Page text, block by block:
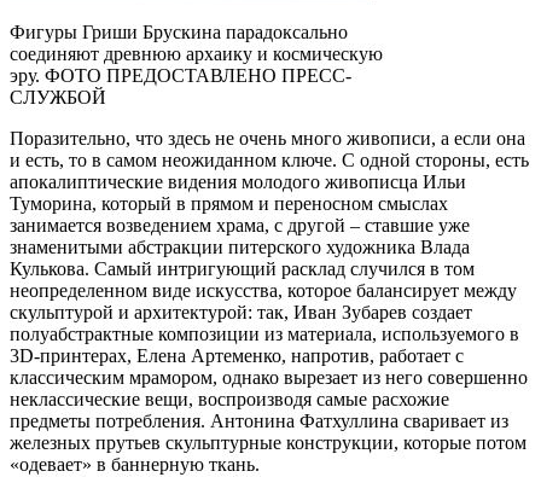
Фигуры Гриши Брускина парадоксально
соединяют древнюю архаику и космическую
эру. ФОТО ПРЕДОСТАВЛЕНО ПРЕСС-
СЛУЖБОЙ
Поразительно, что здесь не очень много живописи, а если она
и есть, то в самом неожиданном ключе. С одной стороны, есть
апокалиптические видения молодого живописца Ильи
Туморина, который в прямом и переносном смыслах
занимается возведением храма, с другой – ставшие уже
знаменитыми абстракции питерского художника Влада
Кулькова. Самый интригующий расклад случился в том
неопределенном виде искусства, которое балансирует между
скульптурой и архитектурой: так, Иван Зубарев создает
полуабстрактные композиции из материала, используемого в
3D-принтерах, Елена Артеменко, напротив, работает с
классическим мрамором, однако вырезает из него совершенно
неклассические вещи, воспроизводя самые расхожие
предметы потребления. Антонина Фатхуллина сваривает из
железных прутьев скульптурные конструкции, которые потом
«одевает» в баннерную ткань.